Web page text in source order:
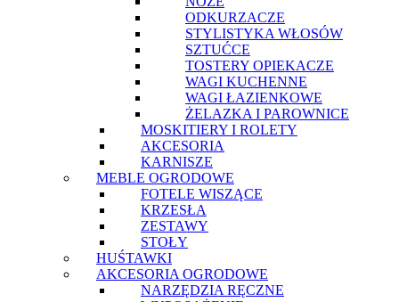
ODKURZACZE
STYLISTYKA WŁOSÓW
SZTUĆCE
TOSTERY OPIEKACZE
WAGI KUCHENNE
WAGI ŁAZIENKOWE
ŻELAZKA I PAROWNICE
MOSKITIERY I ROLETY
AKCESORIA
KARNISZE
MEBLE OGRODOWE
FOTELE WISZĄCE
KRZESŁA
ZESTAWY
STOŁY
HUŚTAWKI
AKCESORIA OGRODOWE
NARZĘDZIA RĘCZNE